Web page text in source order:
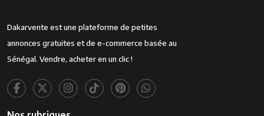
Dakarvente est une plateforme de petites
annonces gratuites et de e-commerce basée au
Sénégal. Vendre, acheter en un clic !